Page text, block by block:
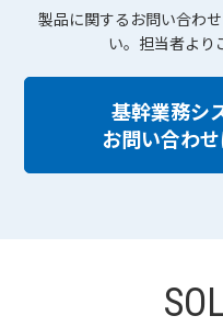
製品に関するお問い合わ
い。担当者より
基幹業務シ
お問い合わ